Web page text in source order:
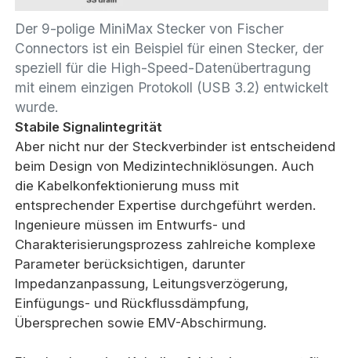
Der 9-polige MiniMax Stecker von Fischer
Connectors ist ein Beispiel für einen Stecker, der
speziell für die High-Speed-Datenübertragung
mit einem einzigen Protokoll (USB 3.2) entwickelt
wurde.
Stabile Signalintegrität
Aber nicht nur der Steckverbinder ist entscheidend
beim Design von Medizintechniklösungen. Auch
die Kabelkonfektionierung muss mit
entsprechender Expertise durchgeführt werden.
Ingenieure müssen im Entwurfs- und
Charakterisierungsprozess zahlreiche komplexe
Parameter berücksichtigen, darunter
Impedanzanpassung, Leitungsverzögerung,
Einfügungs- und Rückflussdämpfung,
Übersprechen sowie EMV-Abschirmung.